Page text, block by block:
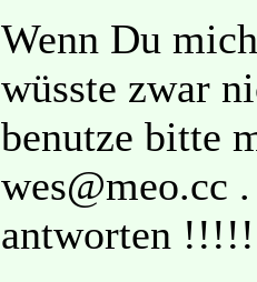
Wenn Du
wüsste zwar
benutze bitte
wes@meo.cc
antworten !!!!!